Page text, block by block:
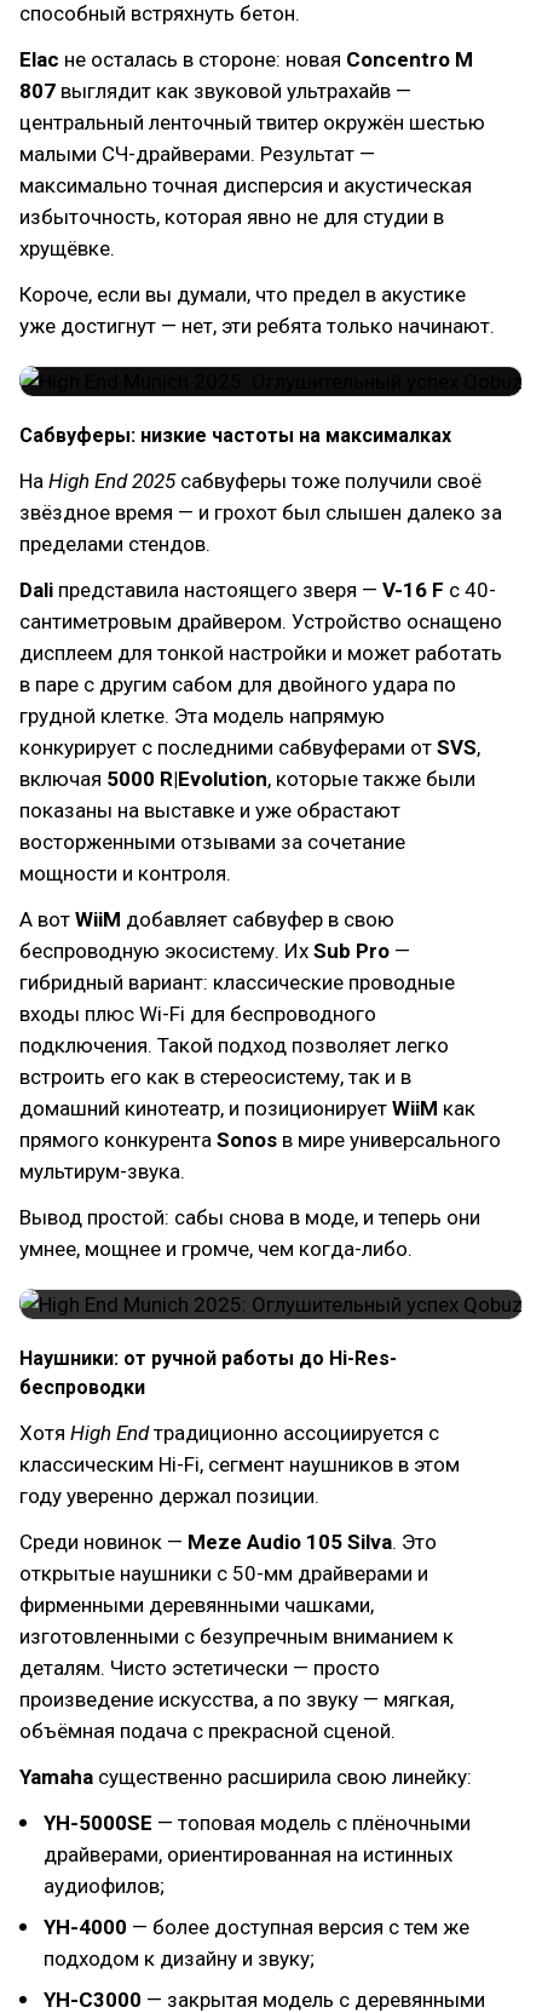
способный встряхнуть бетон.
Elac не осталась в стороне: новая Concentro M
807 выглядит как звуковой ультрахайв —
центральный ленточный твитер окружён шестью
малыми СЧ-драйверами. Результат —
максимально точная дисперсия и акустическая
избыточность, которая явно не для студии в
хрущёвке.
Короче, если вы думали, что предел в акустике
уже достигнут — нет, эти ребята только начинают.
Сабвуферы: низкие частоты на максималках
На High End 2025сабвуферы тоже получили своё
звёздное время — и грохот был слышен далеко за
пределами стендов.
Dali представила настоящего зверя — V-16 F с 40-
сантиметровым драйвером. Устройство оснащено
дисплеем для тонкой настройки и может работать
в паре с другим сабом для двойного удара по
грудной клетке. Эта модель напрямую
конкурирует с последними сабвуферами от SVS,
включая 5000 R|Evolution, которые также были
показаны на выставке и уже обрастают
восторженными отзывами за сочетание
мощности и контроля.
А вот WiiM добавляет сабвуфер в свою
беспроводную экосистему. Их Sub Pro —
гибридный вариант: классические проводные
входы плюс Wi-Fi для беспроводного
подключения. Такой подход позволяет легко
встроить его как в стереосистему, так и в
домашний кинотеатр, и позиционирует WiiM как
прямого конкурента Sonos в мире универсального
мультирум-звука.
Вывод простой: сабы снова в моде, и теперь они
умнее, мощнее и громче, чем когда-либо.
Наушники: от ручной работы до Hi-Res-
беспроводки
Хотя High Endтрадиционно ассоциируется с
классическим Hi-Fi, сегмент наушников в этом
году уверенно держал позиции.
Среди новинок — Meze Audio 105 Silva. Это
открытые наушники с 50-мм драйверами и
фирменными деревянными чашками,
изготовленными с безупречным вниманием к
деталям. Чисто эстетически — просто
произведение искусства, а по звуку — мягкая,
объёмная подача с прекрасной сценой.
Yamaha существенно расширила свою линейку:
YH-5000SE — топовая модель с плёночными
драйверами, ориентированная на истинных
аудиофилов;
YH-4000 — более доступная версия с тем же
подходом к дизайну и звуку;
YH-C3000 — закрытая модель с деревянными